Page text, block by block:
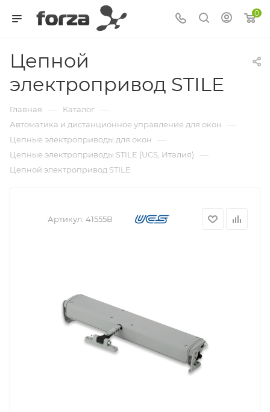
0
Цепной
электропривод STILE
Главная — Каталог —
Автоматика и дистанционное управление для окон —
Цепные электроприводы для окон —
Цепные электроприводы STILE (UCS, Италия) —
Цепной электропривод STILE
Артикул: 41555B